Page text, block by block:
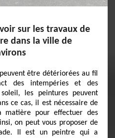
sur les travaux de
dans la ville de
être détériorées au fil
des intempéries et des
les peintures peuvent
ce cas, il est nécessaire de
matière pour effectuer des
on peut vous proposer de
Il est un peintre qui a